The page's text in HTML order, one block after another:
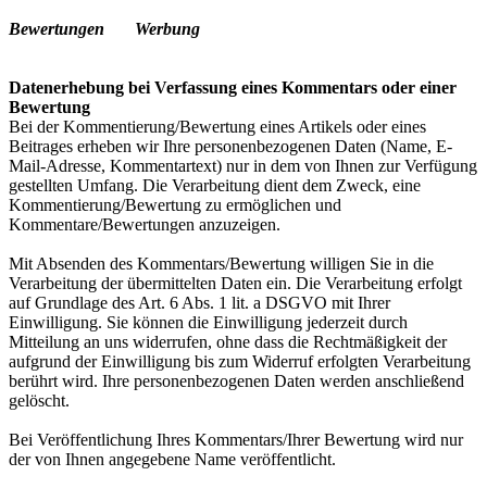
Bewertungen Werbung
Datenerhebung bei Verfassung eines Kommentars oder einer
Bewertung
Bei der Kommentierung/Bewertung eines Artikels oder eines
Beitrages erheben wir Ihre personenbezogenen Daten (Name, E-
Mail-Adresse, Kommentartext) nur in dem von Ihnen zur Verfügung
gestellten Umfang. Die Verarbeitung dient dem Zweck, eine
Kommentierung/Bewertung zu ermöglichen und
Kommentare/Bewertungen anzuzeigen.
Mit Absenden des Kommentars/Bewertung willigen Sie in die
Verarbeitung der übermittelten Daten ein. Die Verarbeitung erfolgt
auf Grundlage des Art. 6 Abs. 1 lit. a DSGVO mit Ihrer
Einwilligung. Sie können die Einwilligung jederzeit durch
Mitteilung an uns widerrufen, ohne dass die Rechtmäßigkeit der
aufgrund der Einwilligung bis zum Widerruf erfolgten Verarbeitung
berührt wird. Ihre personenbezogenen Daten werden anschließend
gelöscht.
Bei Veröffentlichung Ihres Kommentars/Ihrer Bewertung wird nur
der von Ihnen angegebene Name veröffentlicht.